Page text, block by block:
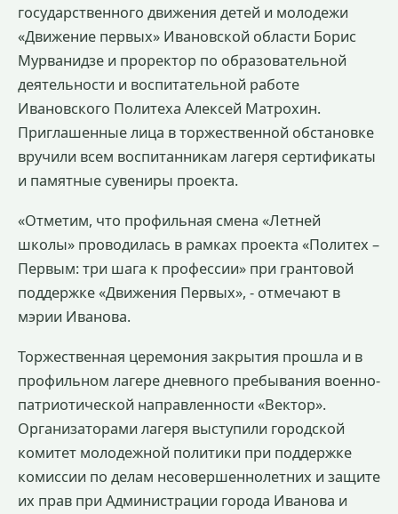
государственного движения детей и молодежи
«Движение первых» Ивановской области Борис
Мурванидзе и проректор по образовательной
деятельности и воспитательной работе
Ивановского Политеха Алексей Матрохин.
Приглашенные лица в торжественной обстановке
вручили всем воспитанникам лагеря сертификаты
и памятные сувениры проекта.
«Отметим, что профильная смена «Летней
школы» проводилась в рамках проекта «Политех –
Первым: три шага к профессии» при грантовой
поддержке «Движения Первых», - отмечают в
мэрии Иванова.
Торжественная церемония закрытия прошла и в
профильном лагере дневного пребывания военно-
патриотической направленности «Вектор».
Организаторами лагеря выступили городской
комитет молодежной политики при поддержке
комиссии по делам несовершеннолетних и защите
их прав при Администрации города Иванова и